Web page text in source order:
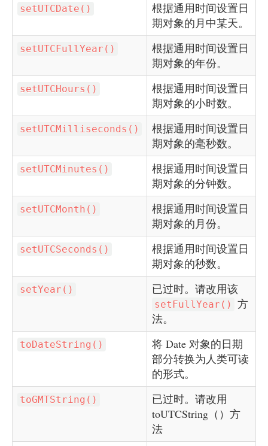
setUTCDate()
根据通用时间设置日
期对象的月中某天。
setUTCFullYear()
根据通用时间设置日
期对象的年份。
setUTCHours()
根据通用时间设置日
期对象的小时数。
setUTCMilliseconds()
根据通用时间设置日
期对象的毫秒数。
setUTCMinutes()
根据通用时间设置日
期对象的分钟数。
setUTCMonth()
根据通用时间设置日
期对象的月份。
setUTCSeconds()
根据通用时间设置日
期对象的秒数。
setYear() 已过时。请改用该
setFullYear()
方
法。
toDateString()
将 Date 对象的日期
部分转换为人类可读
的形式。
toGMTString()
已过时。请改用
toUTCString（）方
法